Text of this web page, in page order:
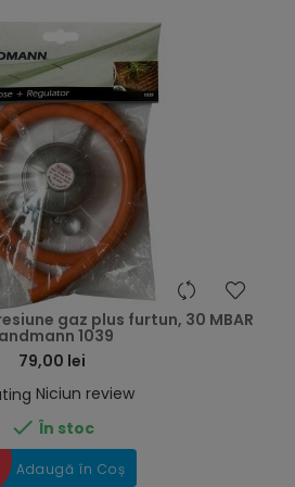
gaz plus furtun, 30 MBAR
1039
79,00 lei
Niciun review
 În stoc
Adaugă în Coș